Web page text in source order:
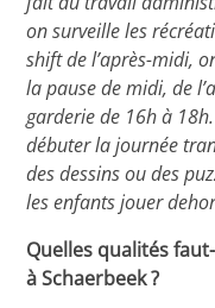
on surveille les
shift de l’après-midi,
la pause de midi, de
garderie de 16h à
débuter la journée
des dessins ou des
les enfants jouer
Quelles qualités
à Schaerbeek ?